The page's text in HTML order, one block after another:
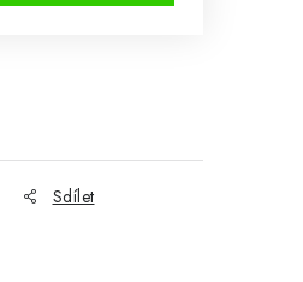
Sdílet